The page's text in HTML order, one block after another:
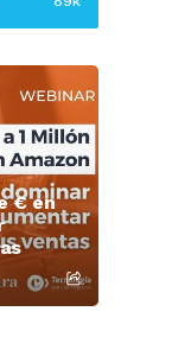
€ en